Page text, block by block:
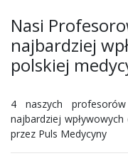
Nasi
najbardziej
polskiej
4 naszych
najbardziej
przez Puls Medycyny